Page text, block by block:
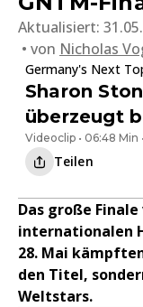
Aktualisiert:
von Nicholas
Germany's Next
Sharon
überzeugt
Videoclip • 06:48 Min
Teilen
Das große
internationalen
28. Mai
den Titel,
Weltstars.